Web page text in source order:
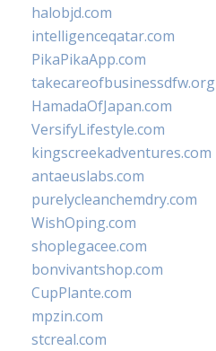
halobjd.com
intelligenceqatar.com
PikaPikaApp.com
takecareofbusinessdfw.org
HamadaOfJapan.com
VersifyLifestyle.com
kingscreekadventures.com
antaeuslabs.com
purelycleanchemdry.com
WishOping.com
shoplegacee.com
bonvivantshop.com
CupPlante.com
mpzin.com
stcreal.com